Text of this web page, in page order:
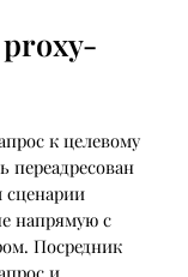
к целевому
переадресован
напрямую с
Посредник
и